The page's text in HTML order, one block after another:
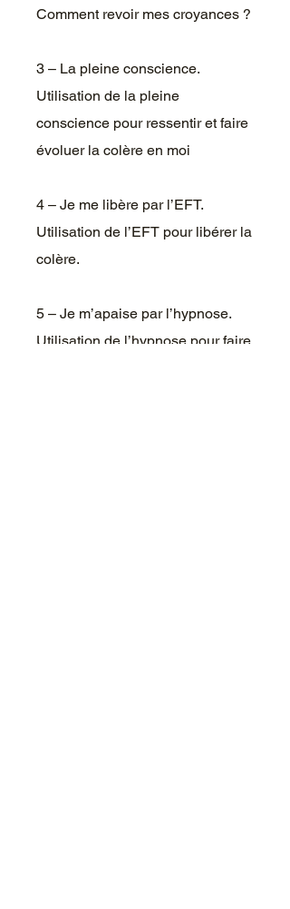
Comment revoir mes croyances ?
3 – La pleine conscience.
Utilisation de la pleine
conscience pour ressentir et faire
évoluer la colère en moi
4 – Je me libère par l’EFT.
Utilisation de l’EFT pour libérer la
colère.
5 – Je m’apaise par l’hypnose.
Utilisation de l’hypnose pour faire